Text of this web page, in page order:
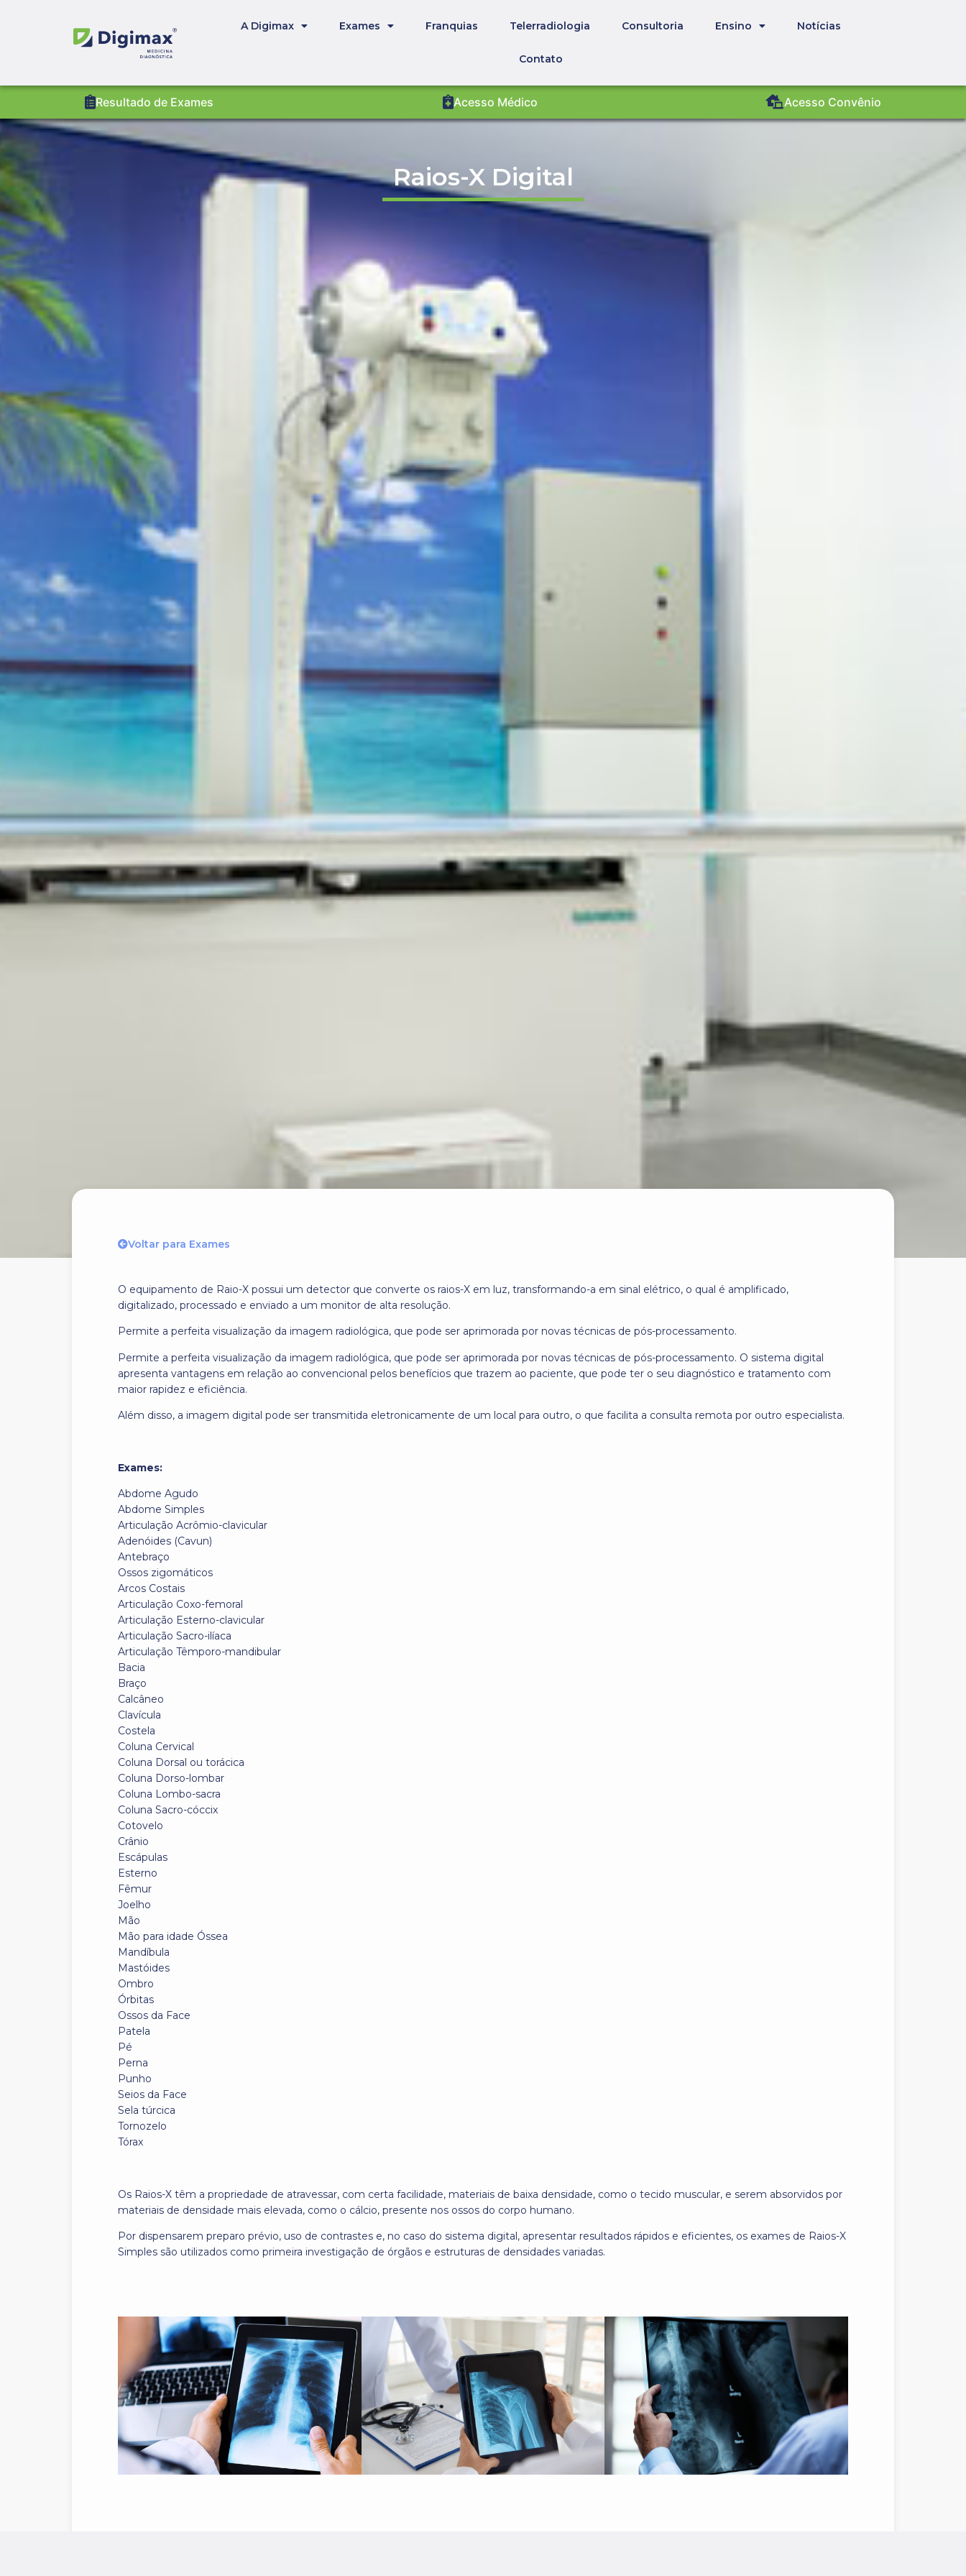
A Digimax Exames Franquias Telerradiologia Consultoria Ensino Notícias
Contato
Resultado de Exames Acesso Médico Acesso Convênio
Raios-X Digital
Voltar para Exames
O equipamento de Raio-X possui um detector que converte os raios-X em luz, transformando-a em sinal elétrico, o qual é amplificado,
digitalizado, processado e enviado a um monitor de alta resolução.
Permite a perfeita visualização da imagem radiológica, que pode ser aprimorada por novas técnicas de pós-processamento.
Permite a perfeita visualização da imagem radiológica, que pode ser aprimorada por novas técnicas de pós-processamento. O sistema digital
apresenta vantagens em relação ao convencional pelos benefícios que trazem ao paciente, que pode ter o seu diagnóstico e tratamento com
maior rapidez e eficiência.
Além disso, a imagem digital pode ser transmitida eletronicamente de um local para outro, o que facilita a consulta remota por outro especialista.
Exames:
Abdome Agudo
Abdome Simples
Articulação Acrômio-clavicular
Adenóides (Cavun)
Antebraço
Ossos zigomáticos
Arcos Costais
Articulação Coxo-femoral
Articulação Esterno-clavicular
Articulação Sacro-ilíaca
Articulação Têmporo-mandibular
Bacia
Braço
Calcâneo
Clavícula
Costela
Coluna Cervical
Coluna Dorsal ou torácica
Coluna Dorso-lombar
Coluna Lombo-sacra
Coluna Sacro-cóccix
Cotovelo
Crânio
Escápulas
Esterno
Fêmur
Joelho
Mão
Mão para idade Óssea
Mandíbula
Mastóides
Ombro
Órbitas
Ossos da Face
Patela
Pé
Perna
Punho
Seios da Face
Sela túrcica
Tornozelo
Tórax
Os Raios-X têm a propriedade de atravessar, com certa facilidade, materiais de baixa densidade, como o tecido muscular, e serem absorvidos por
materiais de densidade mais elevada, como o cálcio, presente nos ossos do corpo humano.
Por dispensarem preparo prévio, uso de contrastes e, no caso do sistema digital, apresentar resultados rápidos e eficientes, os exames de Raios-X
Simples são utilizados como primeira investigação de órgãos e estruturas de densidades variadas.